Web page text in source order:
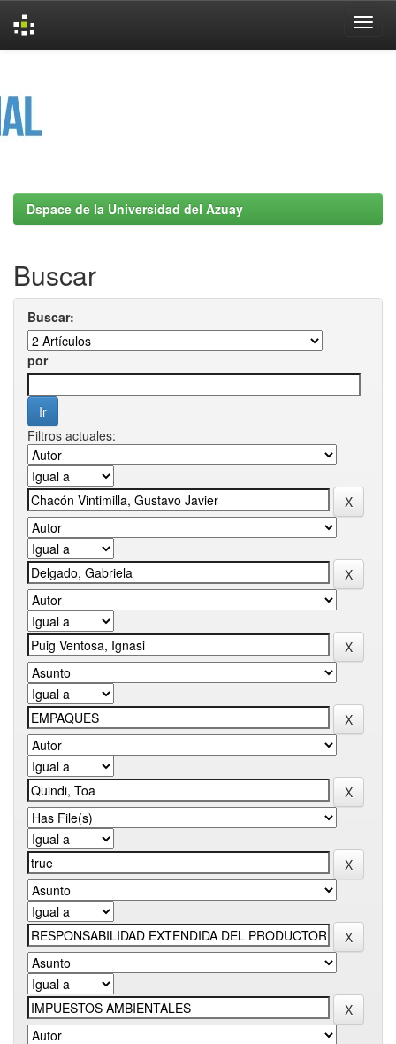
Dspace de la Universidad del Azuay
Buscar
Buscar:
por
Filtros actuales: